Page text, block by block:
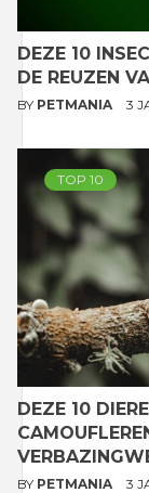
DEZE 10
DE REUZEN
BY PETMANIA 3
TOP 10
DEZE 10
BY PETMANIA 3